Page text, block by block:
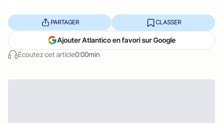
Écoutez cet article0:00min
PARTAGER CLASSER
Ajouter Atlantico en favori sur Google